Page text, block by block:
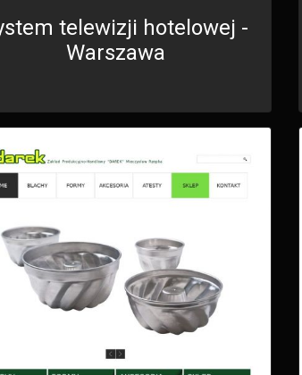
telewizji hotelowej -
Warszawa